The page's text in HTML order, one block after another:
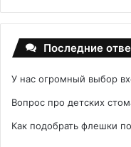
Последние
У нас огромный выбор
Вопрос про детских
Как подобрать флешки